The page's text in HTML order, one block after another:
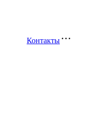
Контакты